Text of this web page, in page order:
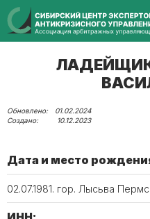
01.02.2024
10.12.2023
Дата и место
02.07.1981. гор. Лысьва